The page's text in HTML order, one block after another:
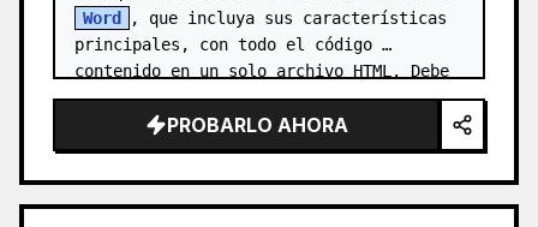
Word
, que incluya sus características
principales, con todo el código
contenido en un solo archivo HTML. Debe
ser compatible con: en…
PROBARLO AHORA